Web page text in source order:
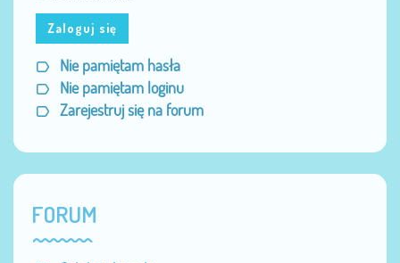
Zaloguj się
Nie pamiętam hasła
Nie pamiętam loginu
Zarejestruj się na forum
FORUM